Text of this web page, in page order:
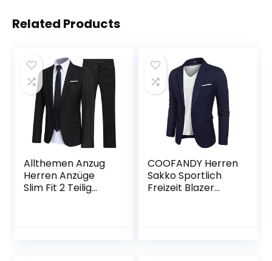
Related Products
Allthemen Anzug
Herren Anzüge
Slim Fit 2 Teilig
COOFANDY Herren
Sakko Sportlich
Freizeit Blazer